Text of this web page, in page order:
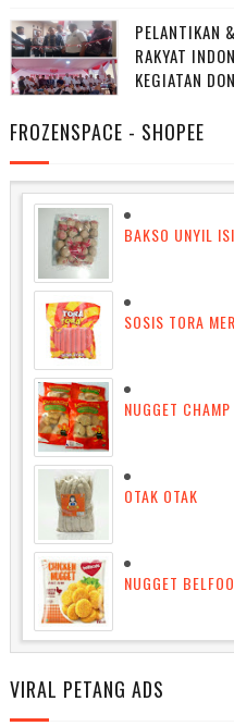
PELANTIKAN
RAKYAT
KEGIATAN
FROZENSPACE - SHOPEE
BAKSO UNYIL
SOSIS TORA
NUGGET
OTAK OTAK
NUGGET
VIRAL PETANG ADS